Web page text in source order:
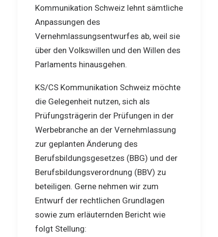
Kommunikation Schweiz lehnt sämtliche
Anpassungen des
Vernehmlassungsentwurfes ab, weil sie
über den Volkswillen und den Willen des
Parlaments hinausgehen.
KS/CS Kommunikation Schweiz möchte
die Gelegenheit nutzen, sich als
Prüfungsträgerin der Prüfungen in der
Werbebranche an der Vernehmlassung
zur geplanten Änderung des
Berufsbildungsgesetzes (BBG) und der
Berufsbildungsverordnung (BBV) zu
beteiligen. Gerne nehmen wir zum
Entwurf der rechtlichen Grundlagen
sowie zum erläuternden Bericht wie
folgt Stellung: